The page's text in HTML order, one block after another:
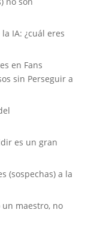
IA: ¿cuál eres
en Fans
sin Perseguir a
es un gran
(sospechas) a la
un maestro, no